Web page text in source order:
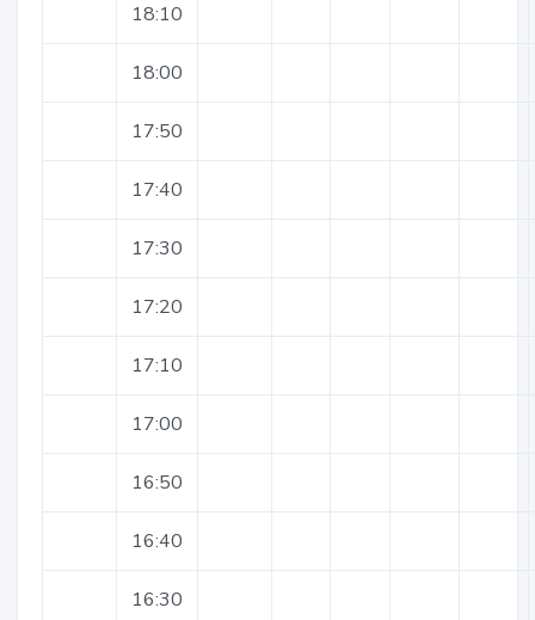
18:10
18:00
17:50
17:40
17:30
17:20
17:10
17:00
16:50
16:40
16:30